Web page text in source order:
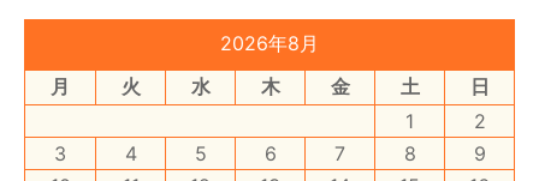
2026年8月
月
火 水 木 金 土
日
1
2
3
4 5 6 7 8
9